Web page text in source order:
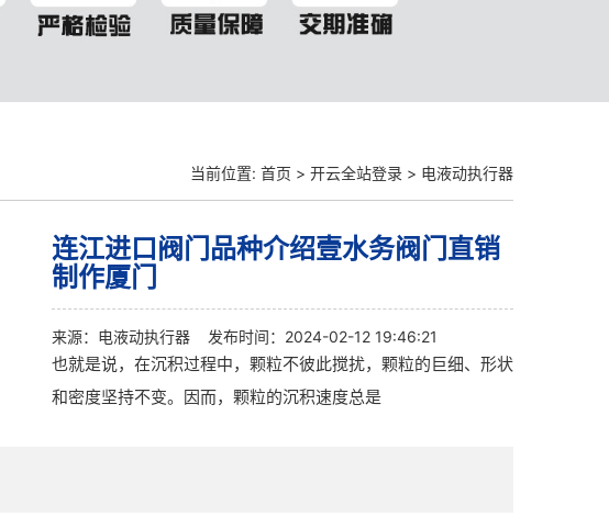
当前位置: 首页 > 开云全站登录 > 电液动执行器
连江进口阀门品种介绍壹水务阀门直销
制作厦门
来源： 电液动执行器 发布时间：2024-02-12 19:46:21
也就是说，在沉积过程中，颗粒不彼此搅扰，颗粒的巨细、形状
和密度坚持不变。因而，颗粒的沉积速度总是